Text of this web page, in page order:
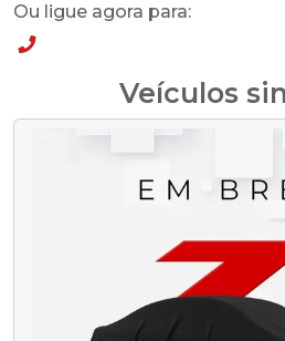
Ou ligue agora para:
Veículos